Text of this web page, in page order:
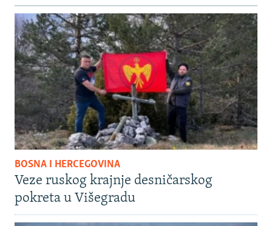
BOSNA I HERCEGOVINA
Veze ruskog krajnje desničarskog
pokreta u Višegradu